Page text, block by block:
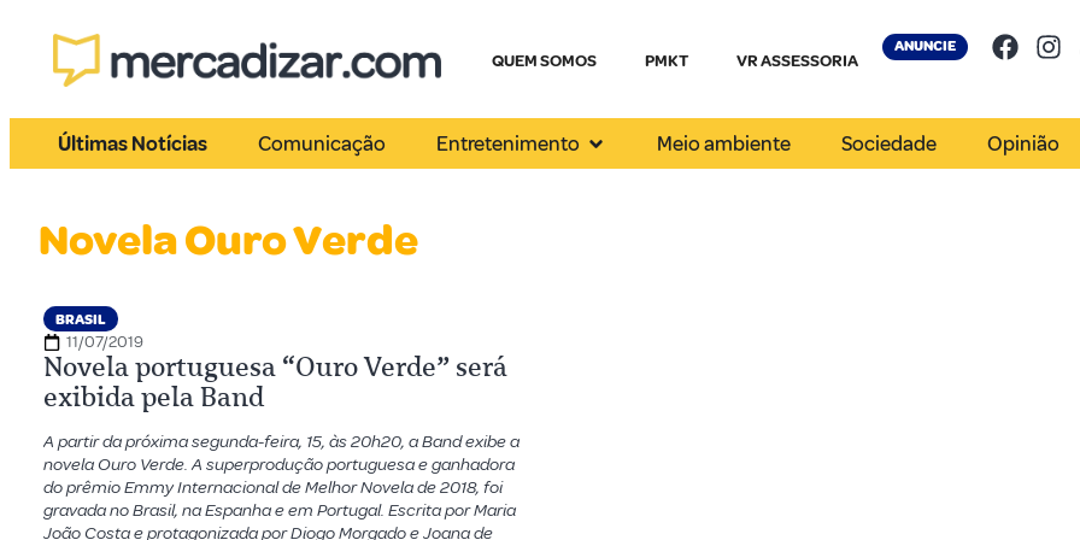
QUEM SOMOS PMKT VR ASSESSORIA
ANUNCIE
Últimas Notícias Comunicação Entretenimento Meio ambiente Sociedade Opinião
Novela Ouro Verde
BRASIL
11/07/2019
Novela portuguesa “Ouro Verde” será
exibida pela Band
A partir da próxima segunda-feira, 15, às 20h20, a Band exibe a
novela Ouro Verde. A superprodução portuguesa e ganhadora
do prêmio Emmy Internacional de Melhor Novela de 2018, foi
gravada no Brasil, na Espanha e em Portugal. Escrita por Maria
João Costa e protagonizada por Diogo Morgado e Joana de